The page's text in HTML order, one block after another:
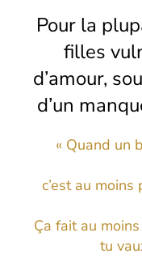
Pour la
filles
d’amour,
d’un
« Quand un
c’est au
Ça fait au
tu